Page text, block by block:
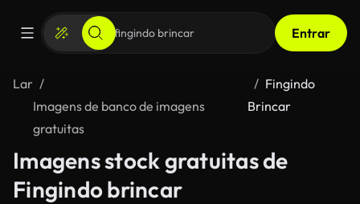
Entrar
Lar
Imagens de banco de imagens
gratuitas
Fingindo
Brincar
Imagens stock gratuitas de
Fingindo brincar